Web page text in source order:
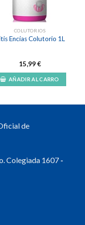
COLUTORIOS
Encías Colutorio 1L
15,99€
AÑADIR AL CARRO
de
Colegiada 1607 -